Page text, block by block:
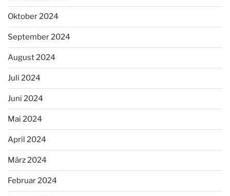
Oktober 2024
September 2024
August 2024
Juli 2024
Juni 2024
Mai 2024
April 2024
März 2024
Februar 2024